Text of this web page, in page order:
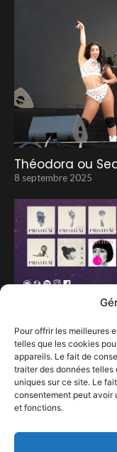
Pour offrir les meilleures
telles que les cookies
appareils. Le fait de
traiter des données telles
uniques sur ce site. Le
consentement peut avoir
et fonctions.
Théodora ou
8 septembre 2025
Concert Milla
13 janvier 2026